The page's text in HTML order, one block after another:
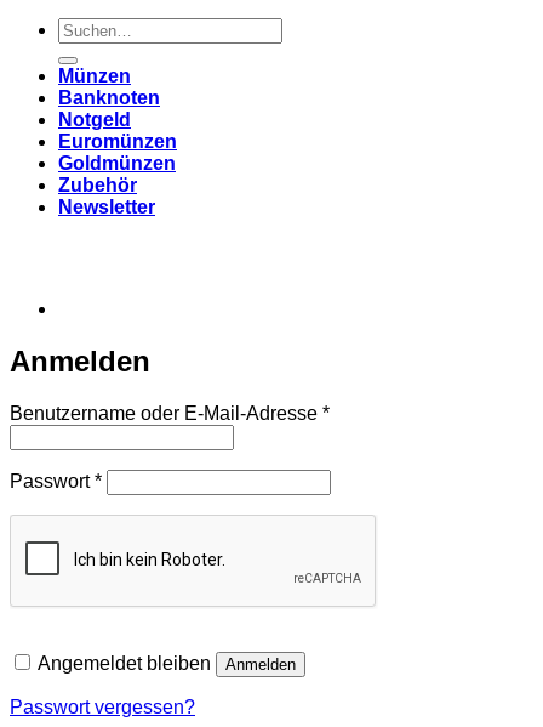
Suchen
nach:
Münzen
Banknoten
Notgeld
Euromünzen
Goldmünzen
Zubehör
Newsletter
Anmelden
Benutzername oder E-Mail-Adresse *Erforderlich
Passwort*Erforderlich
Angemeldet bleiben Anmelden
Passwort vergessen?